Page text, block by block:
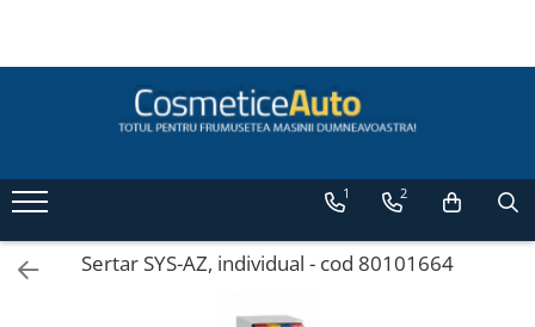
Pistoale de vopsit profesionale
Pistoale pentru lac / clear
Pistoale pentru vopsea (bază) /
Pistoale pentru grund (primer /
filler) Anest Iwata
Pistoale de vopsit auto pentru retuș
1 2
Sertar SYS-AZ, individual - cod 80101664